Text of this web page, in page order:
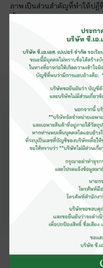
ภาพ เป็นส่วนสำคัญที่ทำให้ปฏิทิ
แนะนำ
เยี่ยมชมโรงงานผลิตก